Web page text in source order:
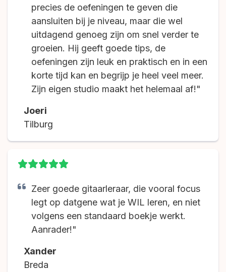
precies de oefeningen te geven die
aansluiten bij je niveau, maar die wel
uitdagend genoeg zijn om snel verder te
groeien. Hij geeft goede tips, de
oefeningen zijn leuk en praktisch en in een
korte tijd kan en begrijp je heel veel meer.
Zijn eigen studio maakt het helemaal af!"
Joeri
Tilburg
Zeer goede gitaarleraar, die vooral focus
legt op datgene wat je WIL leren, en niet
volgens een standaard boekje werkt.
Aanrader!"
Xander
Breda